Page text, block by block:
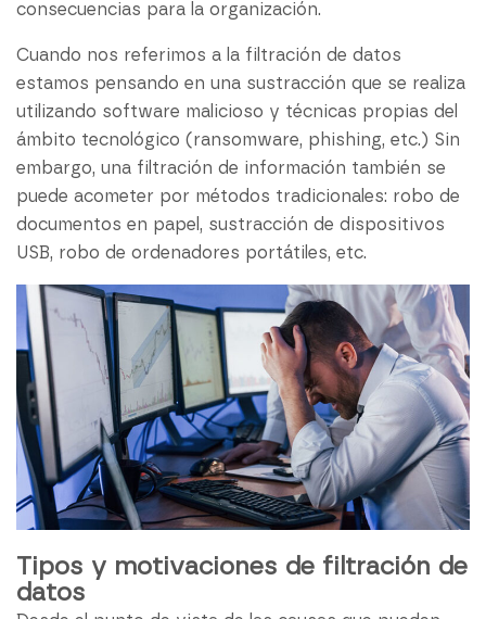
consecuencias para la organización.
Cuando nos referimos a la filtración de datos
estamos pensando en una sustracción que se realiza
utilizando software malicioso y técnicas propias del
ámbito tecnológico (ransomware, phishing, etc.) Sin
embargo, una filtración de información también se
puede acometer por métodos tradicionales: robo de
documentos en papel, sustracción de dispositivos
USB, robo de ordenadores portátiles, etc.
Tipos y motivaciones de filtración de
datos